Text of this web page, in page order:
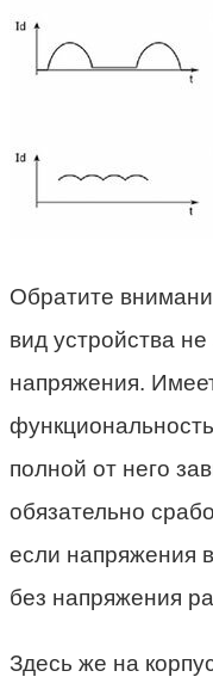
Обратите
вид устройства
напряжения.
полной от него
обязательно
если напряжения
без напряжения
Здесь же на